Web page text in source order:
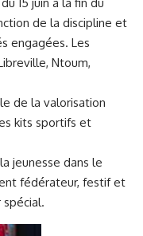
de la discipline et
engagées. Les
Ntoum,
de la valorisation
kits sportifs et
jeunesse dans le
fédérateur, festif et
spécial.